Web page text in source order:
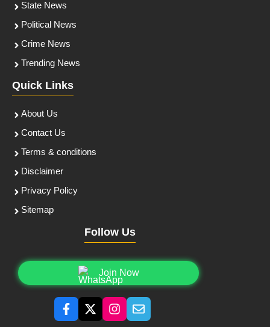
State News
Political News
Crime News
Trending News
Quick Links
About Us
Contact Us
Terms & conditions
Disclaimer
Privacy Policy
Sitemap
Follow Us
Join Now